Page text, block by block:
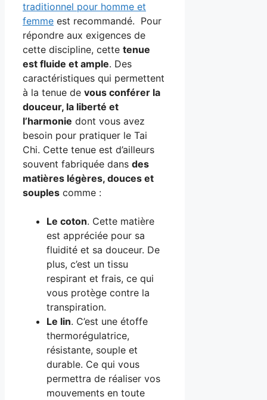
traditionnel pour homme et
femme est recommandé. Pour
répondre aux exigences de
cette discipline, cette tenue
est fluide et ample. Des
caractéristiques qui permettent
à la tenue de vous conférer la
douceur, la liberté et
l’harmonie dont vous avez
besoin pour pratiquer le Tai
Chi. Cette tenue est d’ailleurs
souvent fabriquée dans des
matières légères, douces et
souples comme :
Le coton. Cette matière
est appréciée pour sa
fluidité et sa douceur. De
plus, c’est un tissu
respirant et frais, ce qui
vous protège contre la
transpiration.
Le lin. C’est une étoffe
thermorégulatrice,
résistante, souple et
durable. Ce qui vous
permettra de réaliser vos
mouvements en toute